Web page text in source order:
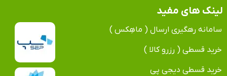
لینک های مفید
سامانه رهگیری ارسال ( ماهِکس )
خرید قسطی ( رزرو کالا )
خرید قسطی دیجی پی